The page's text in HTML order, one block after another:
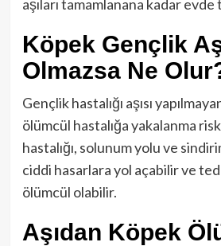
aşıları tamamlanana kadar
Köpek Gençlik
Olmazsa Ne
Gençlik hastalığı aşısı
ölümcül hastalığa yakalanma
hastalığı, solunum yolu ve
ciddi hasarlara yol açabilir ve
ölümcül olabilir.
Aşıdan Köpek